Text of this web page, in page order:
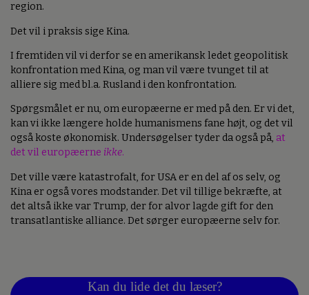
region.
Det vil i praksis sige Kina.
I fremtiden vil vi derfor se en amerikansk ledet geopolitisk
konfrontation med Kina, og man vil være tvunget til at
alliere sig med bl.a. Rusland i den konfrontation.
Spørgsmålet er nu, om europæerne er med på den. Er vi det,
kan vi ikke længere holde humanismens fane højt, og det vil
også koste økonomisk. Undersøgelser tyder da også på, at
det vil europæerne ikke.
Det ville være katastrofalt, for USA er en del af os selv, og
Kina er også vores modstander. Det vil tillige bekræfte, at
det altså ikke var Trump, der for alvor lagde gift for den
transatlantiske alliance. Det sørger europæerne selv for.
Kan du lide det du læser?